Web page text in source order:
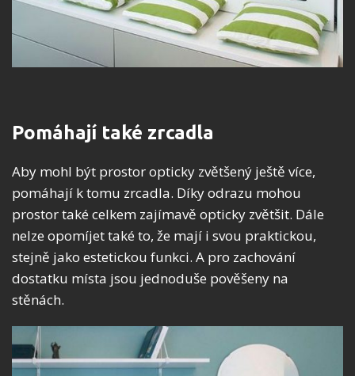
Pomáhají také zrcadla
Aby mohl být prostor opticky zvětšený ještě více,
pomáhají k tomu zrcadla. Díky odrazu mohou
prostor také celkem zajímavě opticky zvětšit. Dále
nelze opomíjet také to, že mají i svou praktickou,
stejně jako estetickou funkci. A pro zachování
dostatku místa jsou jednoduše pověšeny na
stěnách.